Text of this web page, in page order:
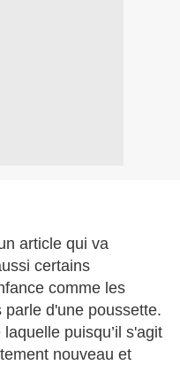
article qui va
certains
comme les
d'une poussette.
puisqu’il s'agit
nouveau et